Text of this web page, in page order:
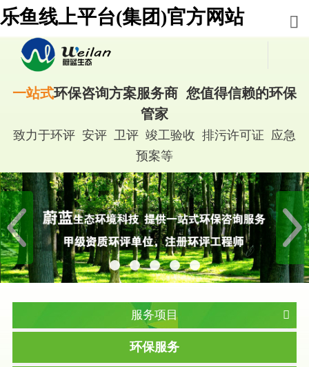
乐鱼线上平台(集团)官方网站
一站式环保咨询方案服务商 您值得信赖的环保
管家
致力于环评 安评 卫评 竣工验收 排污许可证 应急
预案等
服务项目
环保服务